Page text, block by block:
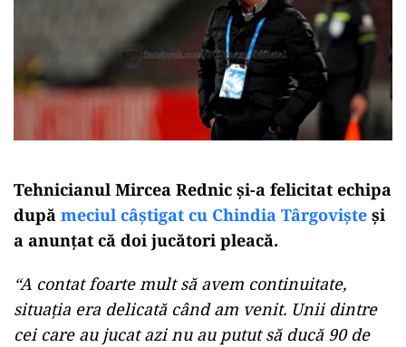
Tehnicianul Mircea Rednic şi-a felicitat echipa
după meciul câştigat cu Chindia Târgoviște și
a anunțat că doi jucători pleacă.
“A contat foarte mult să avem continuitate,
situația era delicată când am venit. Unii dintre
cei care au jucat azi nu au putut să ducă 90 de